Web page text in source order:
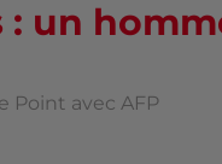
un
Point avec AFP